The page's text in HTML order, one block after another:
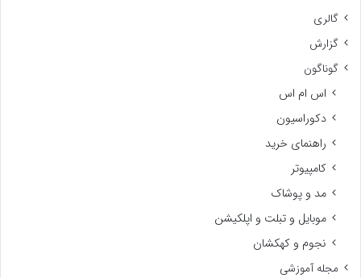
گالری
گزارش
گوناگون
اس ام اس
دکوراسیون
راهنمای خرید
کامپیوتر
مد و پوشاک
موبایل و تبلت و اپلکیشن
نجوم و کهکشان
مجله آموزشی